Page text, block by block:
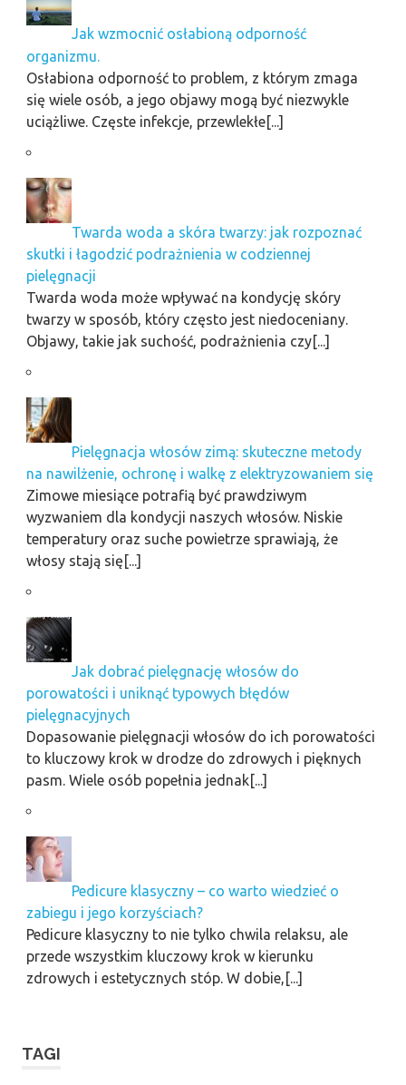
Jak wzmocnić osłabioną odporność
organizmu.
Osłabiona odporność to problem, z którym zmaga
się wiele osób, a jego objawy mogą być niezwykle
uciążliwe. Częste infekcje, przewlekłe[...]
Twarda woda a skóra twarzy: jak rozpoznać
skutki i łagodzić podrażnienia w codziennej
pielęgnacji
Twarda woda może wpływać na kondycję skóry
twarzy w sposób, który często jest niedoceniany.
Objawy, takie jak suchość, podrażnienia czy[...]
Pielęgnacja włosów zimą: skuteczne metody
na nawilżenie, ochronę i walkę z elektryzowaniem się
Zimowe miesiące potrafią być prawdziwym
wyzwaniem dla kondycji naszych włosów. Niskie
temperatury oraz suche powietrze sprawiają, że
włosy stają się[...]
Jak dobrać pielęgnację włosów do
porowatości i uniknąć typowych błędów
pielęgnacyjnych
Dopasowanie pielęgnacji włosów do ich porowatości
to kluczowy krok w drodze do zdrowych i pięknych
pasm. Wiele osób popełnia jednak[...]
Pedicure klasyczny – co warto wiedzieć o
zabiegu i jego korzyściach?
Pedicure klasyczny to nie tylko chwila relaksu, ale
przede wszystkim kluczowy krok w kierunku
zdrowych i estetycznych stóp. W dobie,[...]
TAGI